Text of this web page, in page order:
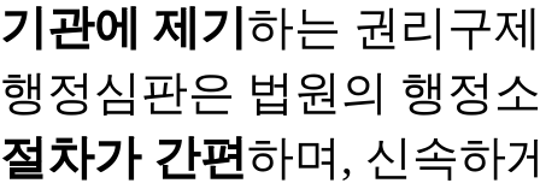
기관에 제기하는 권리구
행정심판은 법원의 행정
절차가 간편하며, 신속하